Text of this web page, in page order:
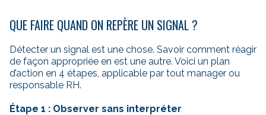
QUE FAIRE QUAND ON REPÈRE UN SIGNAL ?
Détecter un signal est une chose. Savoir comment réagir
de façon appropriée en est une autre. Voici un plan
d’action en 4 étapes, applicable par tout manager ou
responsable RH.
Étape 1 : Observer sans interpréter